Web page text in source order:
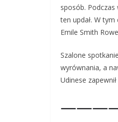
sposób. Podczas
ten updał. W
Emile Smith
Szalone
wyrównania, a
Udinese